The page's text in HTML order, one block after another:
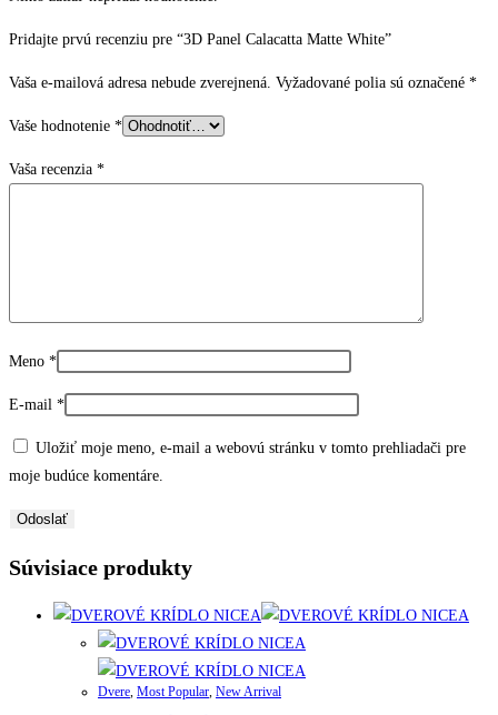
Pridajte prvú recenziu pre “3D Panel Calacatta Matte White”
Vaša e-mailová adresa nebude zverejnená. Vyžadované polia sú označené *
Vaše hodnotenie *
Vaša recenzia *
Meno *
E-mail *
Uložiť moje meno, e-mail a webovú stránku v tomto prehliadači pre
moje budúce komentáre.
Súvisiace produkty
Dvere Most Popular New Arrival